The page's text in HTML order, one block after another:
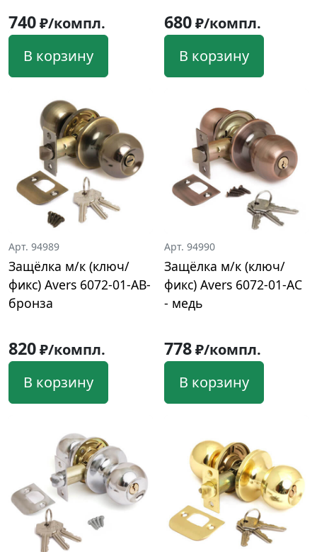
740₽/компл.
В корзину
680₽/компл.
В корзину
Арт. 94989
Защёлка м/к (ключ/
фикс) Avers 6072-01-AB-
бронза
820₽/компл.
В корзину
Арт. 94990
Защёлка м/к (ключ/
фикс) Avers 6072-01-AC
- медь
778₽/компл.
В корзину